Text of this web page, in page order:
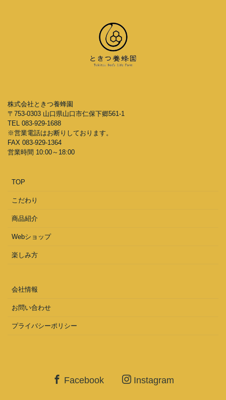
株式会社ときつ養蜂園
〒753-0303 山口県山口市仁保下郷561-1
TEL 083-929-1688
※営業電話はお断りしております。
FAX 083-929-1364
営業時間 10:00～18:00
TOP
こだわり
商品紹介
Webショップ
楽しみ方
会社情報
お問い合わせ
プライバシーポリシー
Facebook Instagram